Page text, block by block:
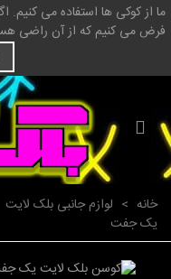
ما از کوکی ها استفاده می کنیم.
فرض می کنیم که از آن راضی
خانه > لوازم جانبی بلک لایت
یک جفت